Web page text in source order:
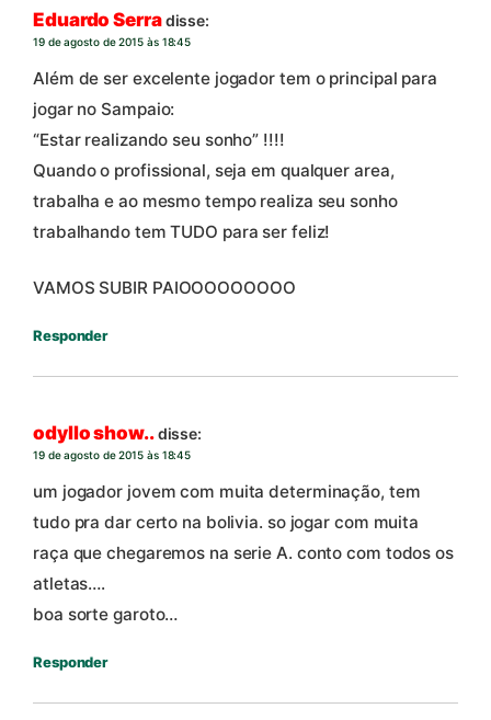
Eduardo Serradisse:
19 de agosto de 2015 às 18:45
Além de ser excelente jogador tem o principal para
jogar no Sampaio:
“Estar realizando seu sonho” !!!!
Quando o profissional, seja em qualquer area,
trabalha e ao mesmo tempo realiza seu sonho
trabalhando tem TUDO para ser feliz!
VAMOS SUBIR PAIOOOOOOOOO
Responder
odyllo show..disse:
19 de agosto de 2015 às 18:45
um jogador jovem com muita determinação, tem
tudo pra dar certo na bolivia. so jogar com muita
raça que chegaremos na serie A. conto com todos os
atletas….
boa sorte garoto…
Responder